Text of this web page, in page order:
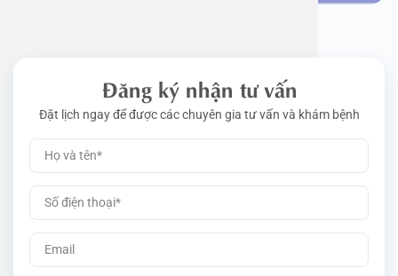
Đăng ký nhận tư vấn
Đặt lịch ngay để được các chuyên gia tư vấn và khám bệnh